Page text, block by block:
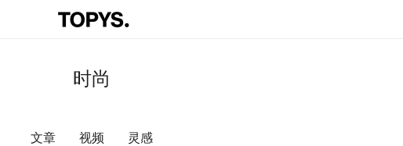
时尚
文章 视频 灵感